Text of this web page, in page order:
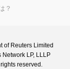
？
of Reuters Limited
LP, LLLP
reserved.